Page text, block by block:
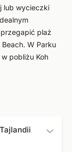
lub wycieczki
przegapić plaż
W Parku
pobliżu Koh